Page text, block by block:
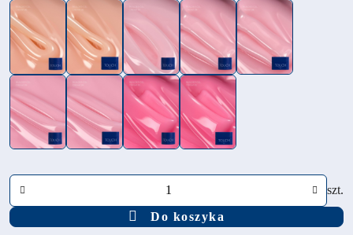
szt.
Do koszyka